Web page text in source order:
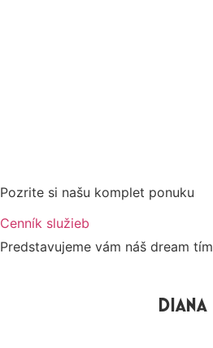
Pozrite si našu komplet ponuku
Cenník služieb
Predstavujeme vám náš dream tím
DIANA